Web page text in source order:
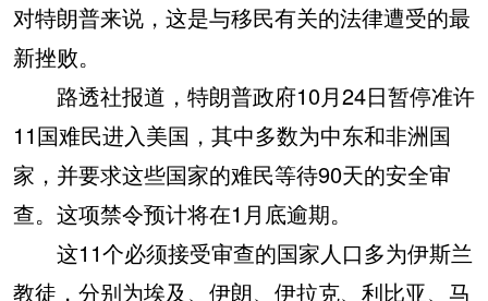
对特朗普来说，这是与移民有关的法律遭受的最
新挫败。
路透社报道，特朗普政府10月24日暂停准许
11国难民进入美国，其中多数为中东和非洲国
家，并要求这些国家的难民等待90天的安全审
查。这项禁令预计将在1月底逾期。
这11个必须接受审查的国家人口多为伊斯兰
教徒，分别为埃及、伊朗、伊拉克、利比亚、马